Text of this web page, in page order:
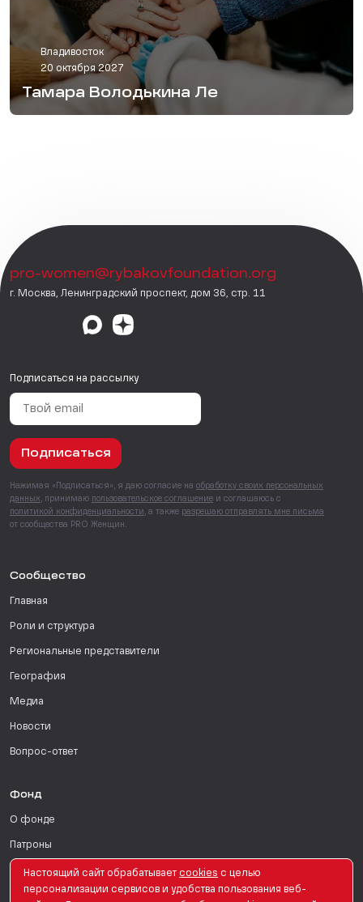
Владивосток
20 октября 2027
Тамара Володькина Ле
pro-women@rybakovfoundation.org
г. Москва, Ленинградский проспект, дом 36, стр. 11
Подписаться на рассылку
Подписаться
Нажимая «Подписаться», я даю согласие на обработку своих персональных
данных , принимаю пользовательское соглашение и соглашаюсь с
политикой конфиденциальности , а также разрешаю отправлять мне письма
от сообщества PRO Женщин.
Сообщество
Главная
Роли и структура
Региональные представители
География
Медиа
Новости
Вопрос-ответ
Фонд
О фонде
Патроны
Поддержать
Для СМИ
Настоящий сайт обрабатывает сookies с целью
персонализации сервисов и удобства пользования веб-